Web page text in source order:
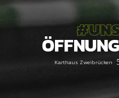
Karthaus Zweibrücken